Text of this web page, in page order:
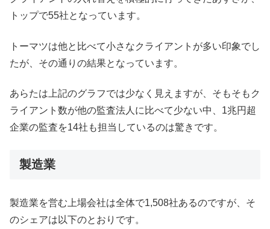
トップで55社となっています。
トーマツは他と比べて小さなクライアントが多い印象でし
たが、その通りの結果となっています。
あらたは上記のグラフでは少なく見えますが、そもそもク
ライアント数が他の監査法人に比べて少ない中、1兆円超
企業の監査を14社も担当しているのは驚きです。
製造業
製造業を営む上場会社は全体で1,508社あるのですが、そ
のシェアは以下のとおりです。